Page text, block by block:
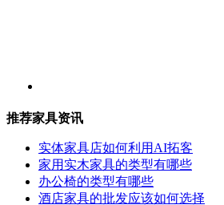
推荐家具资讯
实体家具店如何利用AI拓客
家用实木家具的类型有哪些
办公椅的类型有哪些
酒店家具的批发应该如何选择